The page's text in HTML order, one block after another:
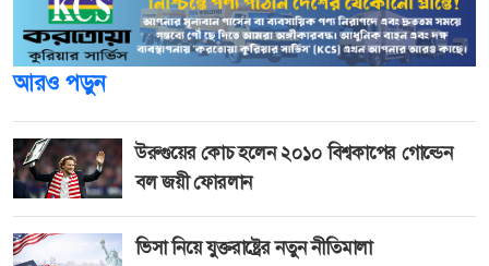
আরও পড়ুন
উরুগুয়ের কোচ হলেন ২০১০ বিশ্বকাপের গোল্ডেন
বল জয়ী ফোরলান
ভিসা নিয়ে যুক্তরাষ্ট্রের নতুন নীতিমালা